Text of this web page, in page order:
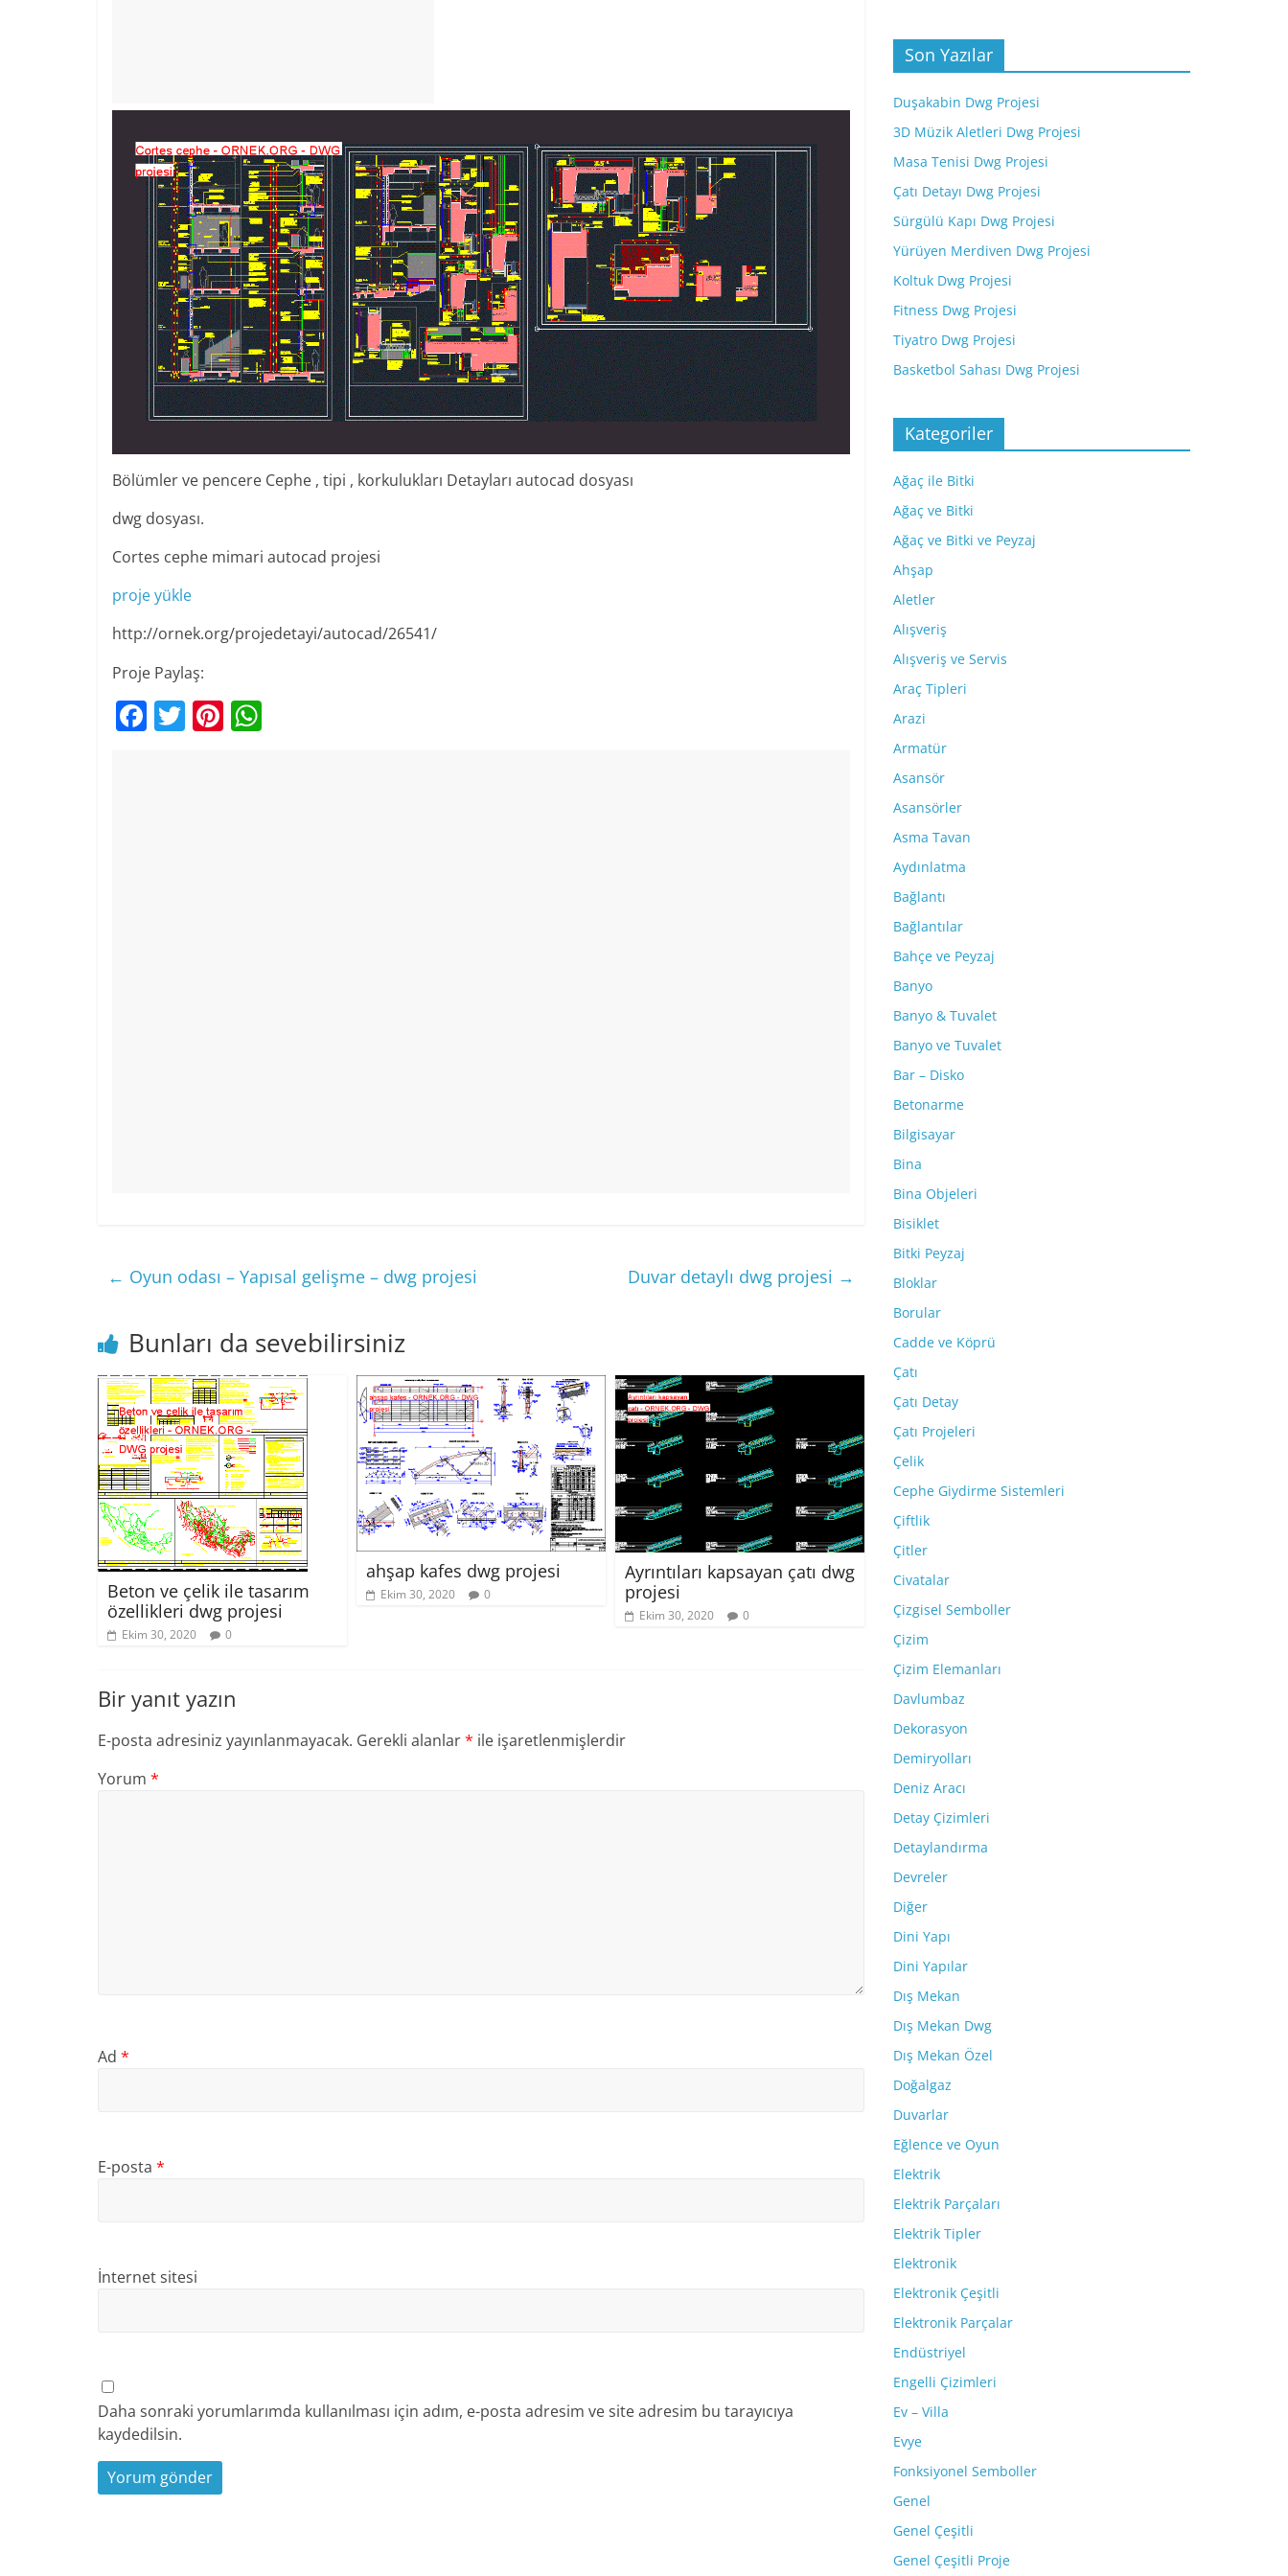
Bölümler ve pencere Cephe , tipi , korkulukları Detayları autocad dosyası
dwg dosyası.
Cortes cephe mimari autocad projesi
proje yükle
http://ornek.org/projedetayi/autocad/26541/
Proje Paylaş:
F T Pi
← Oyun odası – Yapısal gelişme – dwg projesi Duvar detaylı dwg projesi →
Bunları da sevebilirsiniz
Beton ve çelik ile tasarım
özellikleri dwg projesi
Ekim 30, 2020 0
ahşap kafes dwg projesi
Ekim 30, 2020 0
Ayrıntıları kapsayan çatı dwg
projesi
Ekim 30, 2020 0
Bir yanıt yazın
E-posta adresiniz yayınlanmayacak. Gerekli alanlar* ile işaretlenmişlerdir
Yorum *
Ad *
E-posta *
İnternet sitesi
Daha sonraki yorumlarımda kullanılması için adım, e-posta adresim ve site adresim bu tarayıcıya
kaydedilsin.
Son Yazılar
Duşakabin Dwg Projesi
3D Müzik Aletleri Dwg Projesi
Masa Tenisi Dwg Projesi
Çatı Detayı Dwg Projesi
Sürgülü Kapı Dwg Projesi
Yürüyen Merdiven Dwg Projesi
Koltuk Dwg Projesi
Fitness Dwg Projesi
Tiyatro Dwg Projesi
Basketbol Sahası Dwg Projesi
Kategoriler
Ağaç ile Bitki
Ağaç ve Bitki
Ağaç ve Bitki ve Peyzaj
Ahşap
Aletler
Alışveriş
Alışveriş ve Servis
Araç Tipleri
Arazi
Armatür
Asansör
Asansörler
Asma Tavan
Aydınlatma
Bağlantı
Bağlantılar
Bahçe ve Peyzaj
Banyo
Banyo & Tuvalet
Banyo ve Tuvalet
Bar – Disko
Betonarme
Bilgisayar
Bina
Bina Objeleri
Bisiklet
Bitki Peyzaj
Bloklar
Borular
Cadde ve Köprü
Çatı
Çatı Detay
Çatı Projeleri
Çelik
Cephe Giydirme Sistemleri
Çiftlik
Çitler
Civatalar
Çizgisel Semboller
Çizim
Çizim Elemanları
Davlumbaz
Dekorasyon
Demiryolları
Deniz Aracı
Detay Çizimleri
Detaylandırma
Devreler
Diğer
Dini Yapı
Dini Yapılar
Dış Mekan
Dış Mekan Dwg
Dış Mekan Özel
Doğalgaz
Duvarlar
Eğlence ve Oyun
Elektrik
Elektrik Parçaları
Elektrik Tipler
Elektronik
Elektronik Çeşitli
Elektronik Parçalar
Endüstriyel
Engelli Çizimleri
Ev – Villa
Evye
Fonksiyonel Semboller
Genel
Genel Çeşitli
Genel Çeşitli Proje